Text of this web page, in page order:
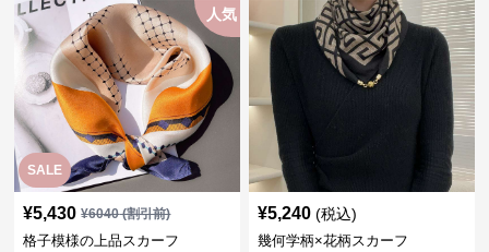
SALE
人気
¥5,430 ¥6040(割引前)
格子模様の上品スカーフ
¥5,240 (税込)
幾何学柄×花柄スカーフ